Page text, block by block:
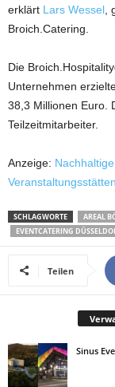
erklärt Lars Wessel
Broich.Catering.
Die
Unternehmen
38,3 Millionen Euro.
Teilzeitmitarbeiter.
Anzeige:
SCHLAGWORTE AREAL
EVENTCATERING
Teilen
Sinus